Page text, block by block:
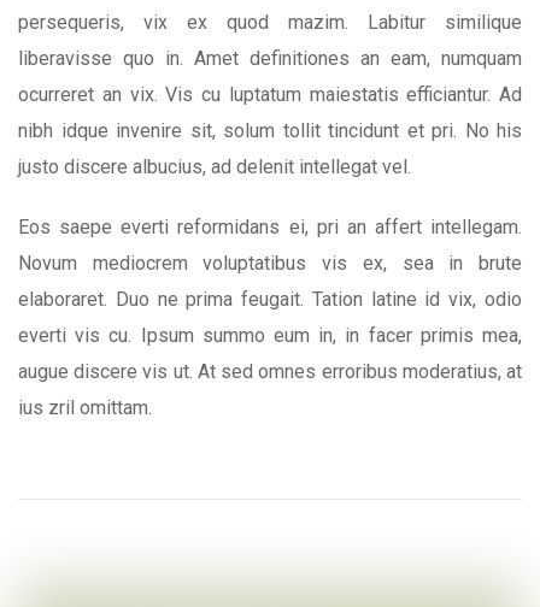
persequeris, vix ex quod mazim. Labitur similique
liberavisse quo in. Amet definitiones an eam, numquam
ocurreret an vix. Vis cu luptatum maiestatis efficiantur. Ad
nibh idque invenire sit, solum tollit tincidunt et pri. No his
justo discere albucius, ad delenit intellegat vel.
Eos saepe everti reformidans ei, pri an affert intellegam.
Novum mediocrem voluptatibus vis ex, sea in brute
elaboraret. Duo ne prima feugait. Tation latine id vix, odio
everti vis cu. Ipsum summo eum in, in facer primis mea,
augue discere vis ut. At sed omnes erroribus moderatius, at
ius zril omittam.